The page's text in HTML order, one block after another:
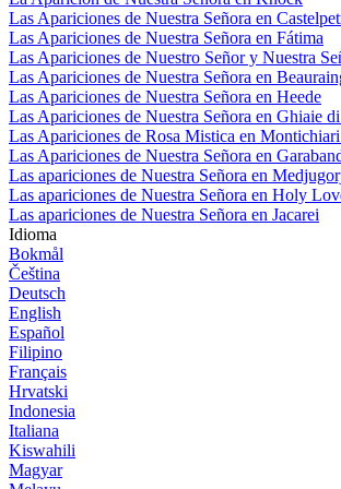
Las Apariciones de Nuestra Señora en
Las Apariciones de Nuestra Señora en Fátima
Las Apariciones de Nuestro Señor y Nuestra
Las Apariciones de Nuestra Señora en
Las Apariciones de Nuestra Señora en Heede
Las Apariciones de Nuestra Señora en Ghiaie
Las Apariciones de Rosa Mistica en
Las Apariciones de Nuestra Señora en
Las apariciones de Nuestra Señora en
Las apariciones de Nuestra Señora en Holy
Las apariciones de Nuestra Señora en Jacarei
Idioma
Bokmål
Čeština
Deutsch
English
Español
Filipino
Français
Hrvatski
Indonesia
Italiana
Kiswahili
Magyar